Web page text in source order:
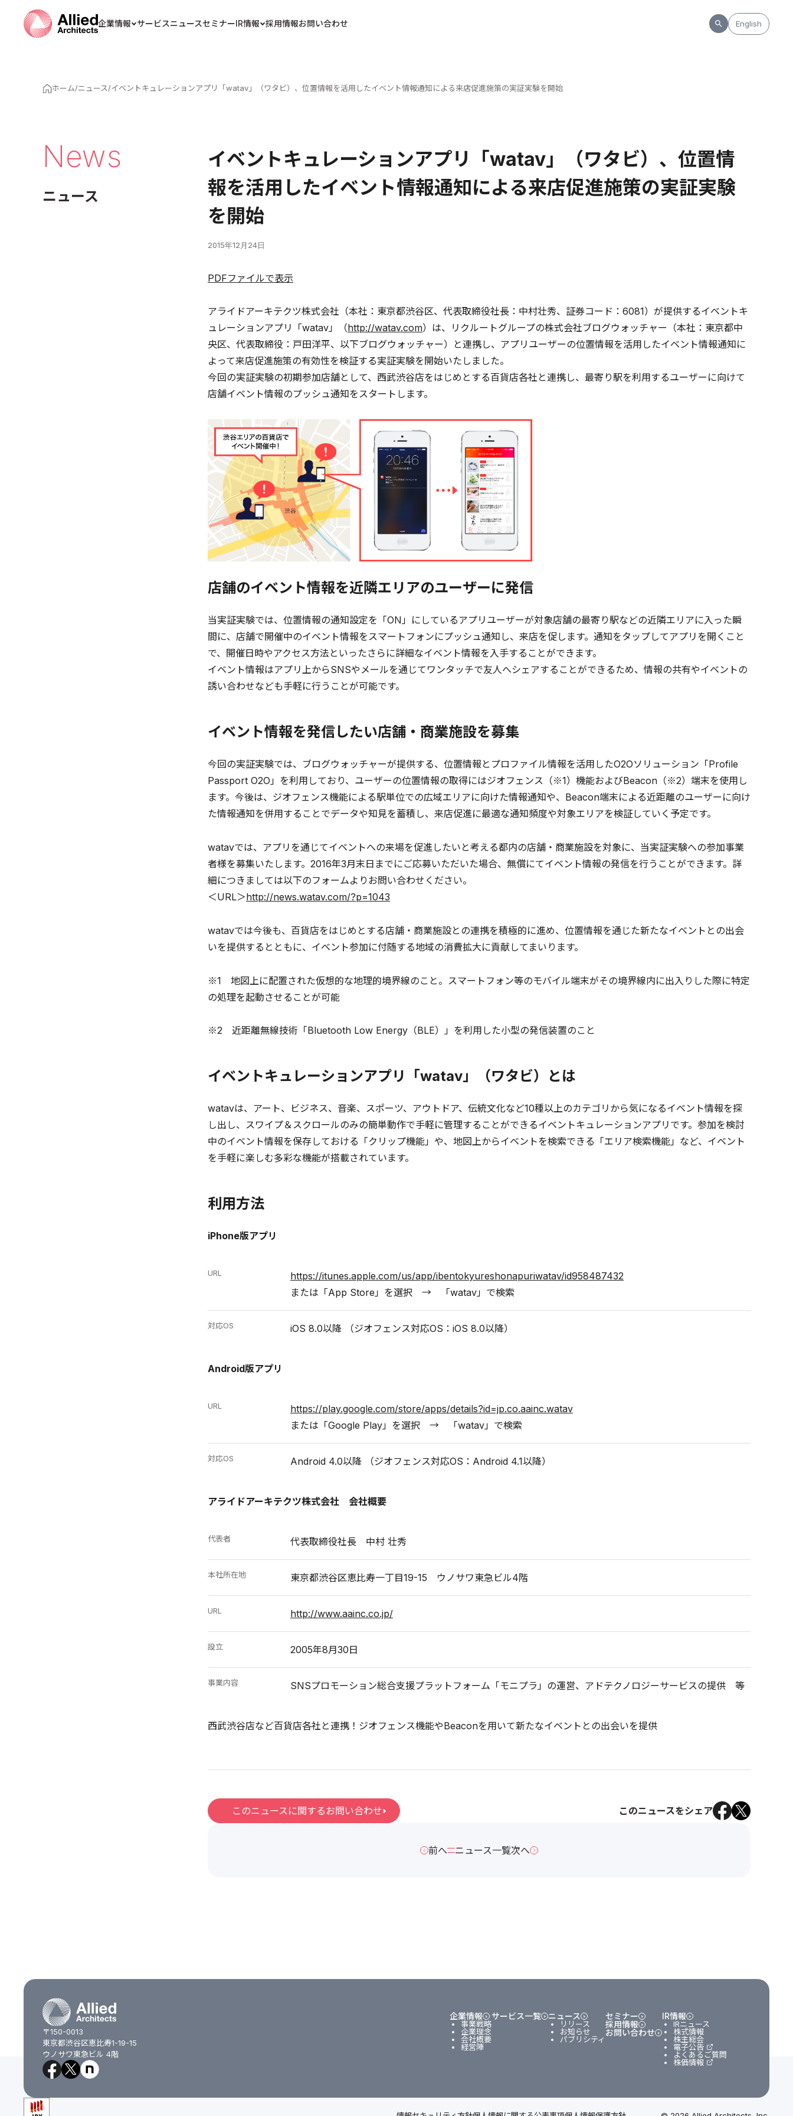
企業情報 サービスニュースセミナーIR情報 採用情報お問い合わせ English
ホーム/ニュース/イベントキュレーションアプリ「watav」（ワタビ）、位置情報を活用したイベント情報通知による来店促進施策の実証実験を開始
News
ニュース
イベントキュレーションアプリ「watav」（ワタビ）、位置情
報を活用したイベント情報通知による来店促進施策の実証実験
を開始
2015年12月24日
PDFファイルで表示
アライドアーキテクツ株式会社（本社：東京都渋谷区、代表取締役社長：中村壮秀、証券コード：6081）が提供するイベントキ
ュレーションアプリ「watav」（http://watav.com）は、リクルートグループの株式会社ブログウォッチャー（本社：東京都中
央区、代表取締役：戸田洋平、以下ブログウォッチャー）と連携し、アプリユーザーの位置情報を活用したイベント情報通知に
よって来店促進施策の有効性を検証する実証実験を開始いたしました。
今回の実証実験の初期参加店舗として、西武渋谷店をはじめとする百貨店各社と連携し、最寄り駅を利用するユーザーに向けて
店舗イベント情報のプッシュ通知をスタートします。
店舗のイベント情報を近隣エリアのユーザーに発信
当実証実験では、位置情報の通知設定を「ON」にしているアプリユーザーが対象店舗の最寄り駅などの近隣エリアに入った瞬
間に、店舗で開催中のイベント情報をスマートフォンにプッシュ通知し、来店を促します。通知をタップしてアプリを開くこと
で、開催日時やアクセス方法といったさらに詳細なイベント情報を入手することができます。
イベント情報はアプリ上からSNSやメールを通じてワンタッチで友人へシェアすることができるため、情報の共有やイベントの
誘い合わせなども手軽に行うことが可能です。
イベント情報を発信したい店舗・商業施設を募集
今回の実証実験では、ブログウォッチャーが提供する、位置情報とプロファイル情報を活用したO2Oソリューション「Profile
Passport O2O」を利用しており、ユーザーの位置情報の取得にはジオフェンス（※1）機能およびBeacon（※2）端末を使用し
ます。今後は、ジオフェンス機能による駅単位での広域エリアに向けた情報通知や、Beacon端末による近距離のユーザーに向け
た情報通知を併用することでデータや知見を蓄積し、来店促進に最適な通知頻度や対象エリアを検証していく予定です。
watavでは、アプリを通じてイベントへの来場を促進したいと考える都内の店舗・商業施設を対象に、当実証実験への参加事業
者様を募集いたします。2016年3月末日までにご応募いただいた場合、無償にてイベント情報の発信を行うことができます。詳
細につきましては以下のフォームよりお問い合わせください。
＜URL＞http://news.watav.com/?p=1043
watavでは今後も、百貨店をはじめとする店舗・商業施設との連携を積極的に進め、位置情報を通じた新たなイベントとの出会
いを提供するとともに、イベント参加に付随する地域の消費拡大に貢献してまいります。
※1 地図上に配置された仮想的な地理的境界線のこと。スマートフォン等のモバイル端末がその境界線内に出入りした際に特定
の処理を起動させることが可能
※2 近距離無線技術「Bluetooth Low Energy（BLE）」を利用した小型の発信装置のこと
イベントキュレーションアプリ「watav」（ワタビ）とは
watavは、アート、ビジネス、音楽、スポーツ、アウトドア、伝統文化など10種以上のカテゴリから気になるイベント情報を探
し出し、スワイプ＆スクロールのみの簡単動作で手軽に管理することができるイベントキュレーションアプリです。参加を検討
中のイベント情報を保存しておける「クリップ機能」や、地図上からイベントを検索できる「エリア検索機能」など、イベント
を手軽に楽しむ多彩な機能が搭載されています。
利用方法
iPhone版アプリ
URL
https://itunes.apple.com/us/app/ibentokyureshonapuriwatav/id958487432
または「App Store」を選択 → 「watav」で検索
対応OS iOS 8.0以降 （ジオフェンス対応OS：iOS 8.0以降）
Android版アプリ
URL
https://play.google.com/store/apps/details?id=jp.co.aainc.watav
または「Google Play」を選択 → 「watav」で検索
対応OS Android 4.0以降 （ジオフェンス対応OS：Android 4.1以降）
アライドアーキテクツ株式会社 会社概要
代表者 代表取締役社長 中村 壮秀
本社所在地 東京都渋谷区恵比寿一丁目19-15 ウノサワ東急ビル4階
URL http://www.aainc.co.jp/
設立 2005年8月30日
事業内容 SNSプロモーション総合支援プラットフォーム「モニプラ」の運営、アドテクノロジーサービスの提供 等
西武渋谷店など百貨店各社と連携！ジオフェンス機能やBeaconを用いて新たなイベントとの出会いを提供
このニュースに関するお問い合わせ このニュースをシェア
前へ ニュース一覧次へ
〒150-0013
東京都渋谷区恵比寿1-19-15
ウノサワ東急ビル 4階
企業情報
事業戦略
企業理念
会社概要
経営陣
サービス一覧 ニュース
リリース
お知らせ
パブリシティ
セミナー
採用情報
お問い合わせ
IR情報
IRニュース
株式情報
株主総会
電子公告
よくあるご質問
株価情報